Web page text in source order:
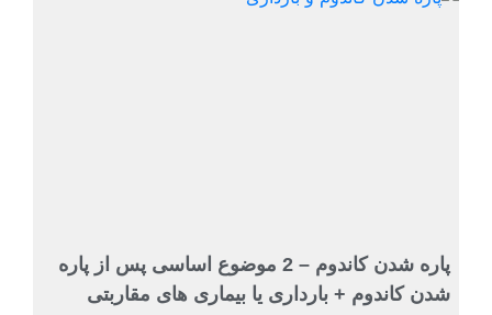
پاره شدن کاندوم – 2 موضوع اساسی پس از پاره
شدن کاندوم + بارداری یا بیماری های مقاربتی